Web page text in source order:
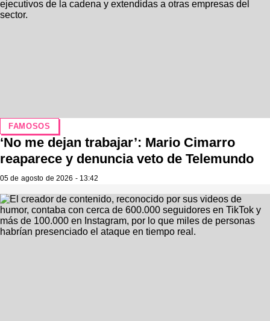
FAMOSOS
‘No me dejan trabajar’: Mario Cimarro
reaparece y denuncia veto de Telemundo
05 de agosto de 2026 - 13:42